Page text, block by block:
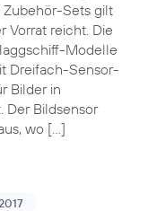
Sets gilt
Vorrat reicht. Die
Modelle
Dreifach-Sensor-
Bilder in
Der Bildsensor
wo […]